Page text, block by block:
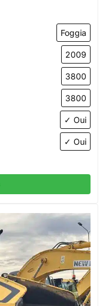
Foggia
2009
3800
3800
✓ Oui
✓ Oui